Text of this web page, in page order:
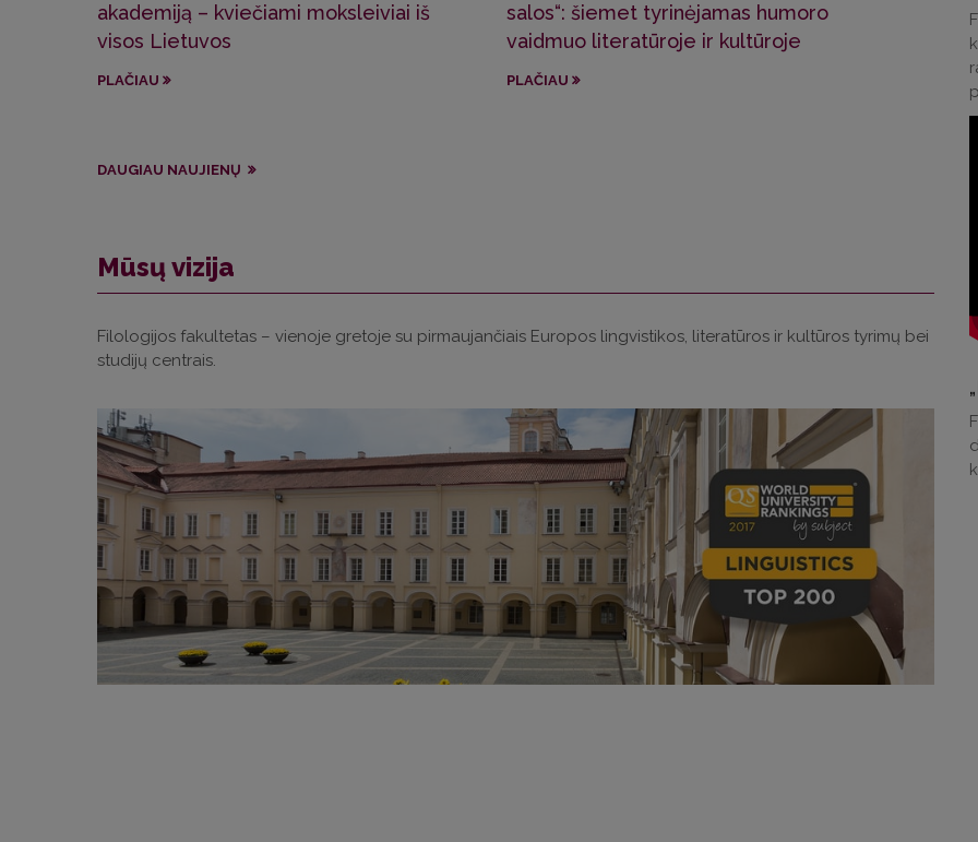
akademiją – kviečiami moksleiviai iš
visos Lietuvos
PLAČIAU
salos“: šiemet tyrinėjamas humoro
vaidmuo literatūroje ir kultūroje
PLAČIAU
DAUGIAU NAUJIENŲ
Mūsų vizija
Filologijos fakultetas – vienoje gretoje su pirmaujančiais Europos lingvistikos, literatūros ir kultūros tyrimų bei
studijų centrais.